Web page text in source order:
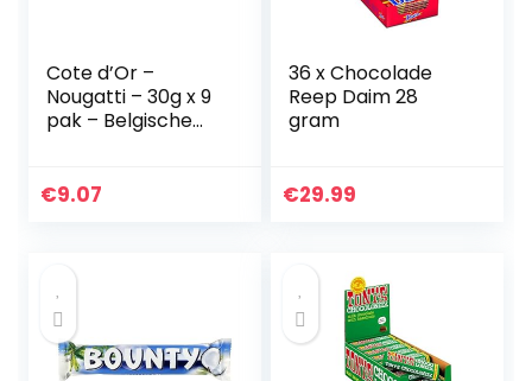
Cote d’Or –
Nougatti – 30g x 9
pak – Belgische
notenrepen –
Geïmporteerd uit
België
€9.07
36 x Chocolade
Reep Daim 28
gram
€29.99